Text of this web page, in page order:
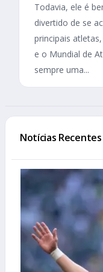
Todavia, ele é
divertido de se
principais
e o Mundial de
sempre uma...
Notícias Recentes